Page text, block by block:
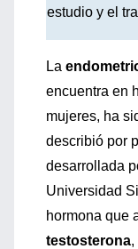
estudio y el
La
encuentra en
mujeres, ha
describió por
desarrollada
Universidad
hormona que
testosterona,